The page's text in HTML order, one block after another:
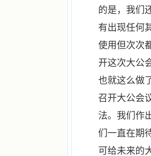
的是，我们
有出现任何
使用但次次
开这次大公
也就这么做
召开大公会
法。我们作
们一直在期
可给未来的